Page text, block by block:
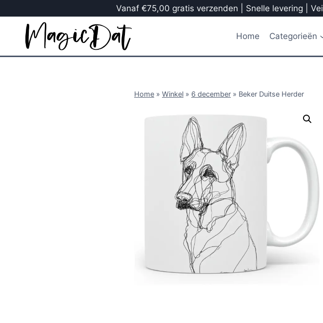
Vanaf €75,00 gratis verzenden | Snelle levering |
Home Categorieën
Home » Winkel » 6 december » Beker Duitse Herder